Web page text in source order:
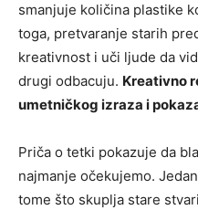
smanjuje količina plastike
toga, pretvaranje starih
kreativnost i uči ljude da
drugi odbacuju. Kreativno
umetničkog izraza i
Priča o tetki pokazuje da
najmanje očekujemo.
tome što skuplja stare